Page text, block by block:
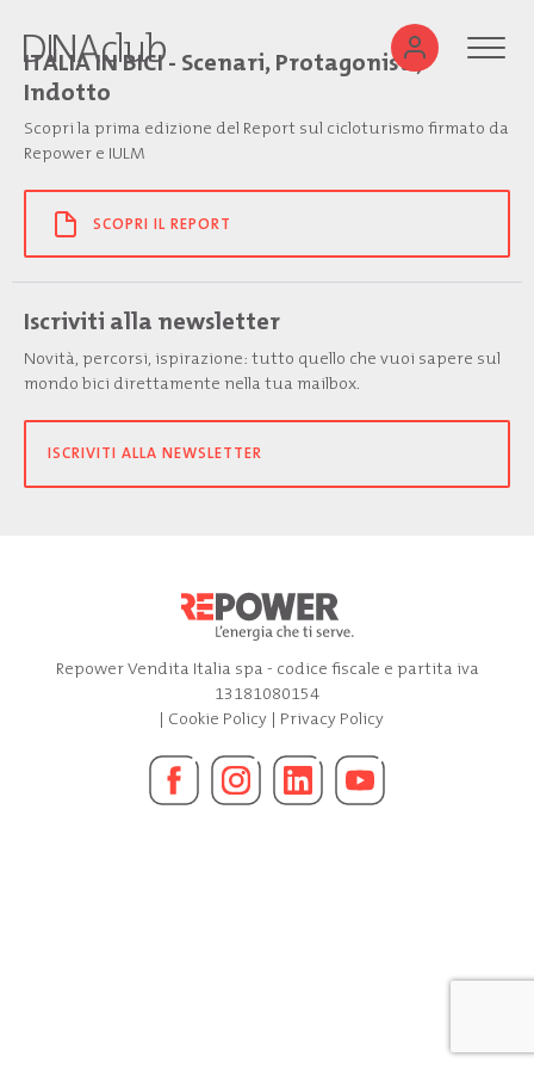
ITALIA IN BICI - Scenari, Protagonisti,
Indotto
Scopri la prima edizione del Report sul cicloturismo firmato da
Repower e IULM
SCOPRI IL REPORT
Iscriviti alla newsletter
Novità, percorsi, ispirazione: tutto quello che vuoi sapere sul
mondo bici direttamente nella tua mailbox.
ISCRIVITI ALLA NEWSLETTER
Repower Vendita Italia spa - codice fiscale e partita iva
13181080154
| Cookie Policy| Privacy Policy